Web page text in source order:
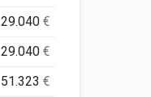
29.040€
29.040€
51.323€